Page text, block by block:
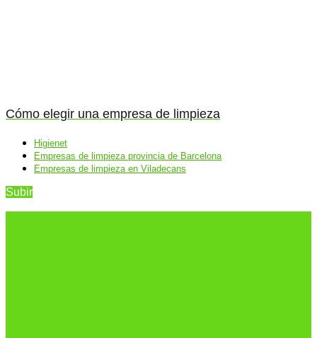
Cómo elegir una empresa de limpieza
Higienet
Empresas de limpieza provincia de Barcelona
Empresas de limpieza en Viladecans
Subir